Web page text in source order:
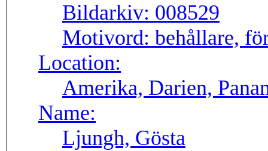
Bildarkiv: 008529
Motivord: behållare,
Location:
Amerika, Darien,
Name:
Ljungh, Gösta